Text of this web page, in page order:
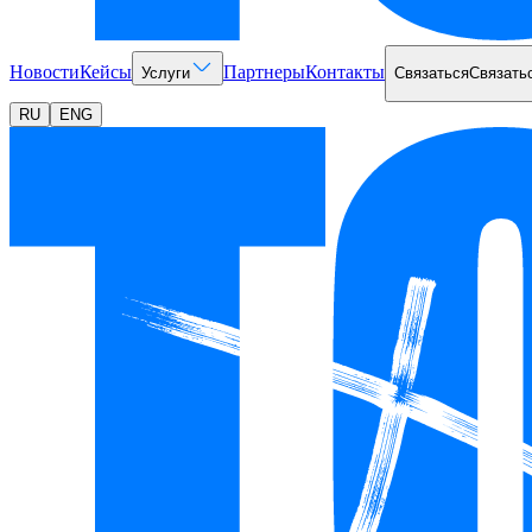
НовостиКейсы Услуги ПартнерыКонтакты Связаться
RU ENG